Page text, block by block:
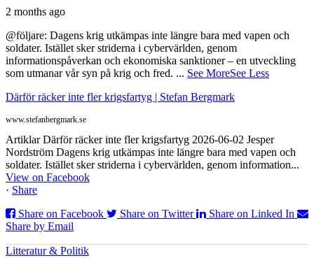
2 months ago
@följare: Dagens krig utkämpas inte längre bara med vapen och
soldater. Istället sker striderna i cybervärlden, genom
informationspåverkan och ekonomiska sanktioner – en utveckling
som utmanar vår syn på krig och fred. ... See MoreSee Less
Därför räcker inte fler krigsfartyg | Stefan Bergmark
www.stefanbergmark.se
Artiklar Därför räcker inte fler krigsfartyg 2026-06-02 Jesper
Nordström Dagens krig utkämpas inte längre bara med vapen och
soldater. Istället sker striderna i cybervärlden, genom information...
View on Facebook
· Share
Share on Facebook
Share on Twitter
Share on Linked In
Share by Email
Litteratur & Politik